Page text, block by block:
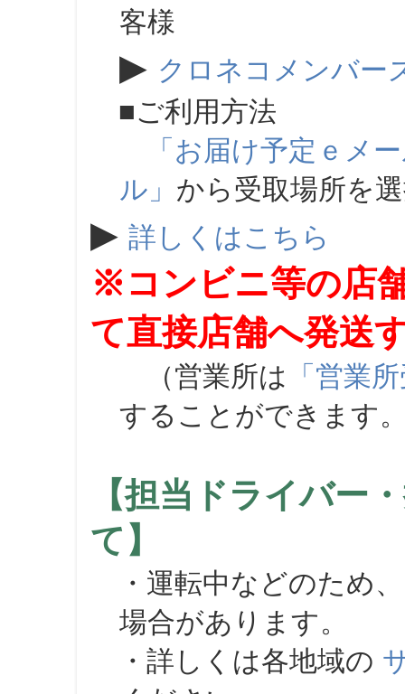
客様
▶ クロネコメンバー
■ご利用方法
「お届け予定ｅメ
ル」 から受取場所を
▶ 詳しくはこちら
※コンビニ等の店
て直接店舗へ発送
（営業所は 「営業
することができます
【担当ドライバー
て】
・運転中などのため
場合があります。
・詳しくは各地域の